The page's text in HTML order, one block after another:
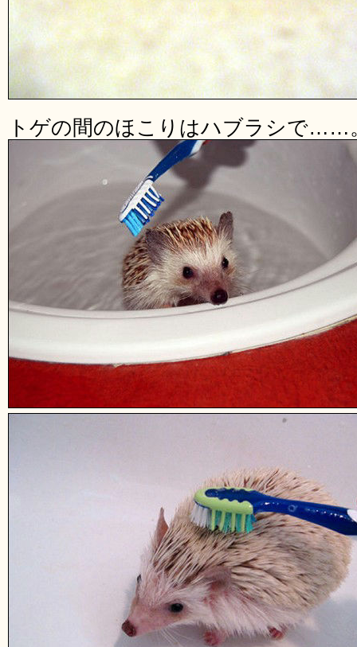
トゲの間のほこりはハブラシで……